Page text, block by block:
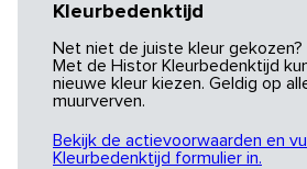
Kleurbedenktijd
Net niet de juiste kleur gekozen?
Met de Histor Kleurbedenktijd
nieuwe kleur kiezen. Geldig op
muurverven.
Bekijk de actievoorwaarden en
Kleurbedenktijd formulier in.